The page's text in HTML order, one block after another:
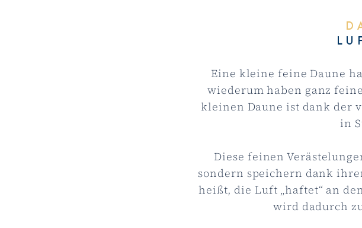
Eine kleine feine Daune
wiederum haben ganz
kleinen Daune ist dank der
in
Diese feinen
sondern speichern dank
heißt, die Luft „haftet“ an
wird dadurch